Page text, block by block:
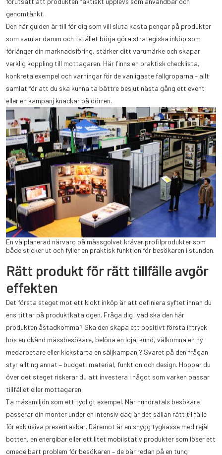
genomtänkt.
Den här guiden är till för dig som vill sluta kasta pengar på produkter
som samlar damm och i stället börja göra strategiska inköp som
förlänger din marknadsföring, stärker ditt varumärke och skapar
verklig koppling till mottagaren. Här finns en praktisk checklista,
konkreta exempel och varningar för de vanligaste fallgroparna – allt
samlat för att du ska kunna ta bättre beslut nästa gång ett event
eller en kampanj knackar på dörren.
En välplanerad närvaro på mässgolvet kräver profilprodukter som
både sticker ut och fyller en praktisk funktion för besökaren i stunden.
Rätt produkt för rätt tillfälle avgör
effekten
Det första steget mot ett klokt inköp är att definiera syftet innan du
ens tittar på produktkatalogen. Fråga dig: vad ska den här
produkten åstadkomma? Ska den skapa ett positivt första intryck
hos en okänd mässbesökare, belöna en lojal kund, välkomna en ny
medarbetare eller kickstarta en säljkampanj? Svaret på den frågan
styr allting annat – budget, material, funktion och design. Hoppar du
över det steget riskerar du att investera i något som varken passar
tillfället eller mottagaren.
Ta mässmiljön som ett tydligt exempel. När hundratals besökare
passerar din monter under en intensiv dag är det sällan rätt tillfälle
för exklusiva presentaskar. Däremot är en snygg tygkasse med rejäl
botten, en energibar eller ett litet mobilstativ produkter som löser ett
omedelbart problem för besökaren – de bär redan på en tung